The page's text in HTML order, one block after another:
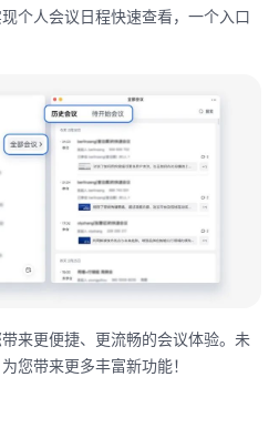
个人会议日程快速查看，一个入口
来更便捷、更流畅的会议体验。未
您带来更多丰富新功能！